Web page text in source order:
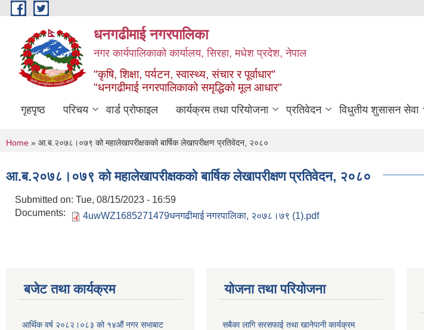
Skip to main content
धनगढीमाई नगरपालिका
नगर कार्यपालिकाको कार्यालय, सिरहा, मधेश प्रदेश, नेपाल
"कृषि, शिक्षा, पर्यटन, स्वास्थ्य, संचार र पूर्वाधार"
"धनगढीमाई नगरपालिकाको समृद्धिको मूल आधार"
गृहपृष्ठ परिचय वार्ड प्रोफाइल कार्यक्रम तथा परियोजना प्रतिवेदन विधुतीय शुसासन सेवा
You are here
Home » आ.ब.२०७८।०७९ को महालेखापरीक्षकको बार्षिक लेखापरीक्षण प्रतिवेदन, २०८०
आ.ब.२०७८।०७९ को महालेखापरीक्षकको बार्षिक लेखापरीक्षण प्रतिवेदन, २०८०
Submitted on: Tue, 08/15/2023 - 16:59
Documents:
4uwWZ1685271479धनगढीमाई नगरपालिका, २०७८।७९ (1).pdf
बजेट तथा कार्यक्रम
आर्थिक वर्ष २०८२।०८३ को १४औं नगर सभाबाट
योजना तथा परियोजना
सबैका लागि सरसफाई तथा खानेपानी कार्यक्रम